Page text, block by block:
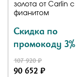
золота от Carlin с
фианитом
Скидка по
промокоду 3%
107 920 ₽
90 652 ₽